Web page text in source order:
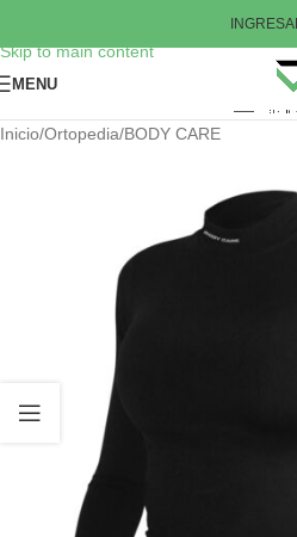
Skip to main content
MENU
Inicio/Ortopedia/BODY CARE